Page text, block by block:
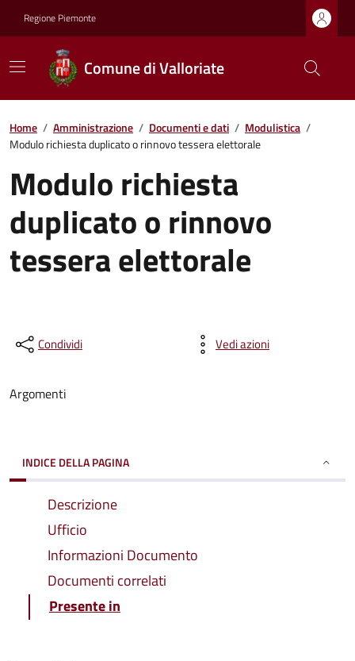
Regione Piemonte
Comune di Valloriate
Home / Amministrazione / Documenti e dati / Modulistica /
Modulo richiesta duplicato o rinnovo tessera elettorale
Modulo richiesta
duplicato o rinnovo
tessera elettorale
Condividi Vedi azioni
Argomenti
INDICE DELLA PAGINA
Descrizione
Ufficio
Informazioni Documento
Documenti correlati
Presente in